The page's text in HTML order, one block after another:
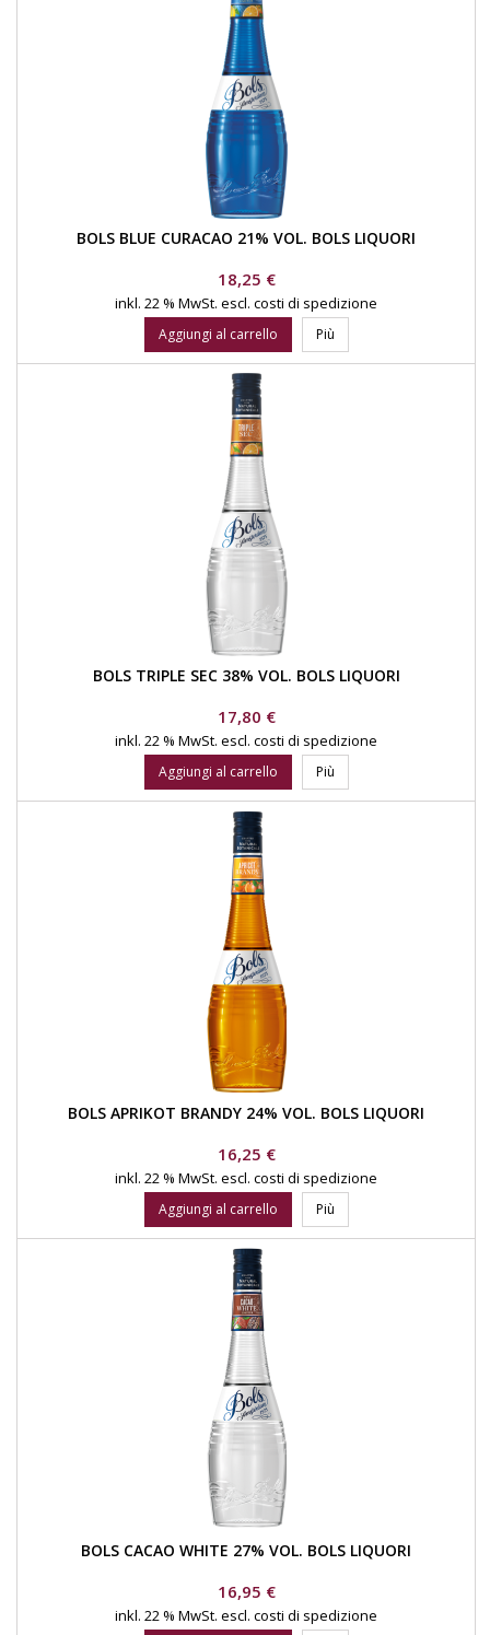
BOLS BLUE CURACAO 21% VOL. BOLS LIQUORI
Prezzo
18,25 €
inkl. 22 % MwSt. escl. costi di spedizione
Aggiungi al carrello Più
BOLS TRIPLE SEC 38% VOL. BOLS LIQUORI
Prezzo
17,80 €
inkl. 22 % MwSt. escl. costi di spedizione
Aggiungi al carrello Più
BOLS APRIKOT BRANDY 24% VOL. BOLS LIQUORI
Prezzo
16,25 €
inkl. 22 % MwSt. escl. costi di spedizione
Aggiungi al carrello Più
BOLS CACAO WHITE 27% VOL. BOLS LIQUORI
Prezzo
16,95 €
inkl. 22 % MwSt. escl. costi di spedizione